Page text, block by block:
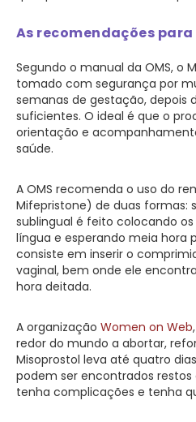
As recomendações
Segundo o manual da OMS, o
tomado com segurança por
semanas de gestação, depois
suficientes. O ideal é que o
orientação e
saúde.
A OMS recomenda o uso do
Mifepristone) de duas formas:
sublingual é feito colocando
língua e esperando meia hora
consiste em inserir o
vaginal, bem onde ele
hora deitada.
A organização Women on Web
redor do mundo a abortar,
Misoprostol leva até quatro
podem ser encontrados
tenha complicações e tenha